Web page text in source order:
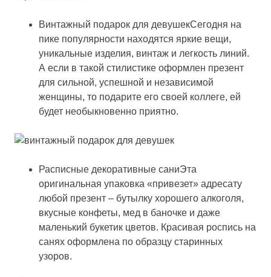
Винтажный подарок для девушекСегодня на
пике популярности находятся яркие вещи,
уникальные изделия, винтаж и легкость линий.
А если в такой стилистике оформлен презент
для сильной, успешной и независимой
женщины, то подарите его своей коллеге, ей
будет необыкновенно приятно.
Расписные декоративные саниЭта
оригинальная упаковка «привезет» адресату
любой презент – бутылку хорошего алкоголя,
вкусные конфеты, мед в баночке и даже
маленький букетик цветов. Красивая роспись на
санях оформлена по образцу старинных
узоров.